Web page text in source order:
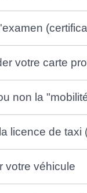
votre carte
non la
licence de taxi
votre véhicule